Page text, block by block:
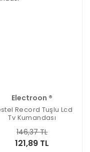
Electroon ®
Record Tuşlu Lcd
Tv Kumandası
121,89 TL
146,37 TL